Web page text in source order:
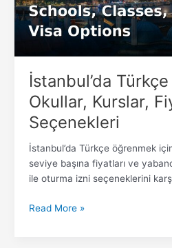
İstanbul’da
Okullar, Kurslar,
Seçenekleri
İstanbul’da Türkçe öğrenmek
seviye başına fiyatları ve
ile oturma izni seçeneklerini
ve
Vize
Seçenekleri
Read More »